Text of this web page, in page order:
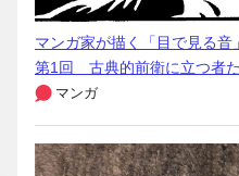
マンガ家が描く「目で見る音」
第1回 古典的前衛に立つ者
マンガ